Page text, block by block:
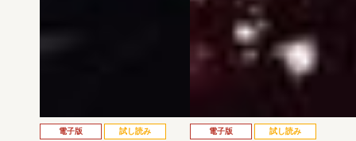
電子版 試し読み 電子版 試し読み